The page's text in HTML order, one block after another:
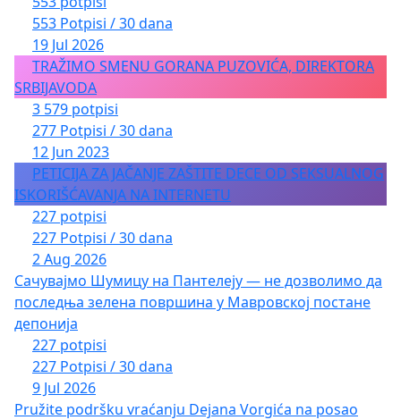
553 Potpisi / 30 dana
19 Jul 2026
TRAŽIMO SMENU GORANA PUZOVIĆA, DIREKTORA
SRBIJAVODA
3 579 potpisi
277 Potpisi / 30 dana
12 Jun 2023
PETICIJA ZA JAČANJE ZAŠTITE DECE OD SEKSUALNOG
ISKORIŠĆAVANJA NA INTERNETU
227 potpisi
227 Potpisi / 30 dana
2 Aug 2026
Сачувајмо Шумицу на Пантелеју — не дозволимо да
последња зелена површина у Мавровској постане
депонија
227 potpisi
227 Potpisi / 30 dana
9 Jul 2026
Pružite podršku vraćanju Dejana Vorgića na posao